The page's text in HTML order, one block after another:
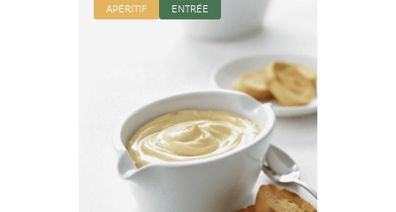
APÉRITIF ENTRÉE